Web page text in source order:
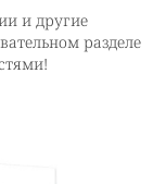
и другие
разделе